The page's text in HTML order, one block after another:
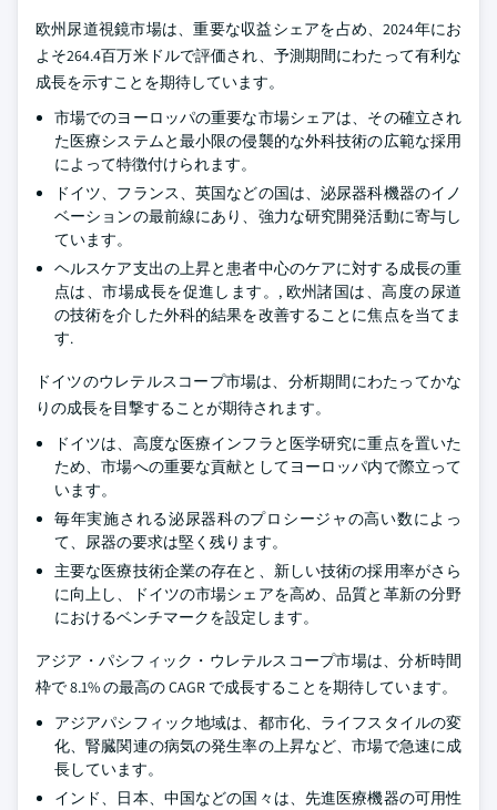
欧州尿道視鏡市場は、重要な収益シェアを占め、2024年にお
よそ264.4百万米ドルで評価され、予測期間にわたって有利な
成長を示すことを期待しています。
市場でのヨーロッパの重要な市場シェアは、その確立され
た医療システムと最小限の侵襲的な外科技術の広範な採用
によって特徴付けられます。
ドイツ、フランス、英国などの国は、泌尿器科機器のイノ
ベーションの最前線にあり、強力な研究開発活動に寄与し
ています。
ヘルスケア支出の上昇と患者中心のケアに対する成長の重
点は、市場成長を促進します。, 欧州諸国は、高度の尿道
の技術を介した外科的結果を改善することに焦点を当てま
す.
ドイツのウレテルスコープ市場は、分析期間にわたってかな
りの成長を目撃することが期待されます。
ドイツは、高度な医療インフラと医学研究に重点を置いた
ため、市場への重要な貢献としてヨーロッパ内で際立って
います。
毎年実施される泌尿器科のプロシージャの高い数によっ
て、尿器の要求は堅く残ります。
主要な医療技術企業の存在と、新しい技術の採用率がさら
に向上し、ドイツの市場シェアを高め、品質と革新の分野
におけるベンチマークを設定します。
アジア・パシフィック・ウレテルスコープ市場は、分析時間
枠で 8.1% の最高の CAGR で成長することを期待しています。
アジアパシフィック地域は、都市化、ライフスタイルの変
化、腎臓関連の病気の発生率の上昇など、市場で急速に成
長しています。
インド、日本、中国などの国々は、先進医療機器の可用性